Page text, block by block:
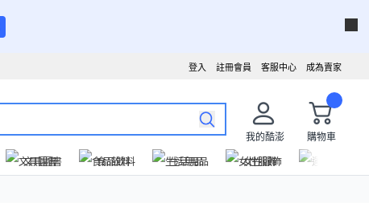
成為賣家
客服中心
註冊會員
登入
我的酷澎
購物車
文具圖書 食品飲料 生活用品 女性服飾